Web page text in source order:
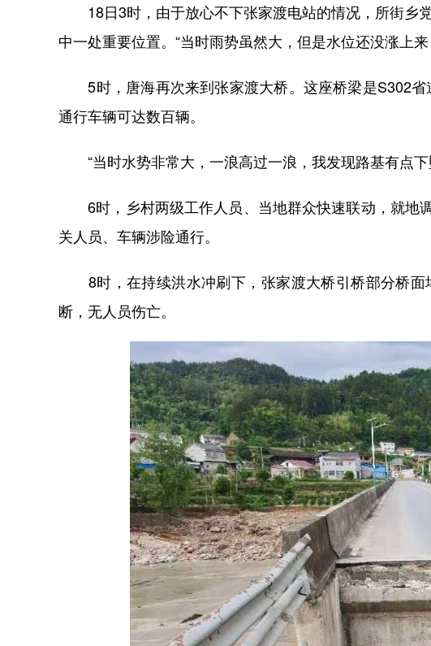
18日3时，由于放心不下张家渡电站的情况，所街乡
中一处重要位置。“当时雨势虽然大，但是水位还没涨上
5时，唐海再次来到张家渡大桥。这座桥梁是S302省
通行车辆可达数百辆。
“当时水势非常大，一浪高过一浪，我发现路基有点下
6时，乡村两级工作人员、当地群众快速联动，就地
关人员、车辆涉险通行。
8时，在持续洪水冲刷下，张家渡大桥引桥部分桥面
断，无人员伤亡。